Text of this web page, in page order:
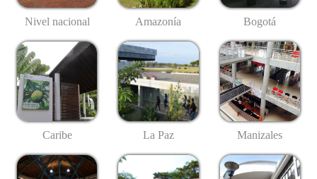
Nivel nacional Amazonía Bogotá
Caribe La Paz Manizales